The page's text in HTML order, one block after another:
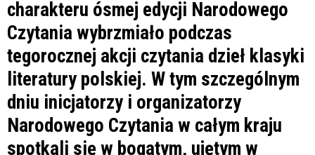
charakteru ósmej edycji Narodowego
Czytania wybrzmiało podczas
tegorocznej akcji czytania dzieł klasyki
literatury polskiej. W tym szczególnym
dniu inicjatorzy i organizatorzy
Narodowego Czytania w całym kraju
spotkali się w bogatym, ujętym w